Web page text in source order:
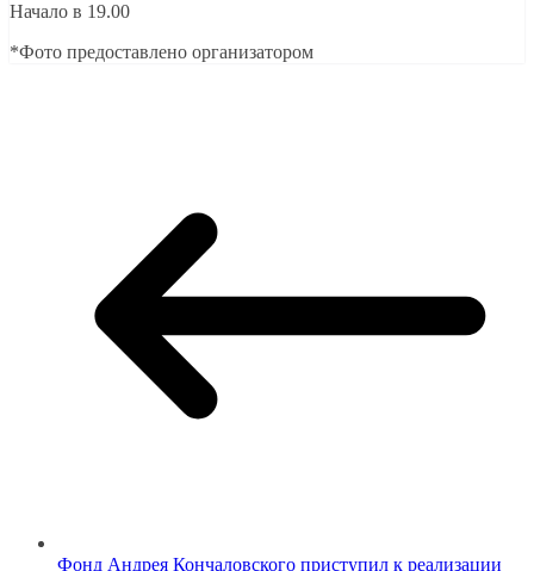
Начало в 19.00
*Фото предоставлено организатором
Фонд Андрея Кончаловского приступил к реализации